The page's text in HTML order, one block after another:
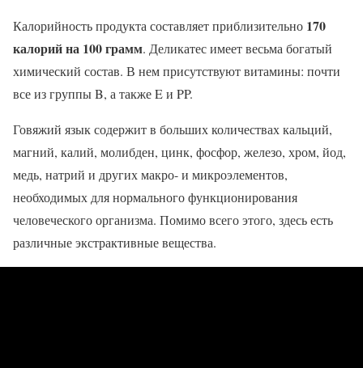
Калорийность продукта составляет приблизительно 170
калорий на 100 грамм. Деликатес имеет весьма богатый
химический состав. В нем присутствуют витамины: почти
все из группы B, а также E и PP.
Говяжий язык содержит в больших количествах кальций,
магний, калий, молибден, цинк, фосфор, железо, хром, йод,
медь, натрий и других макро- и микроэлементов,
необходимых для нормального функционирования
человеческого организма. Помимо всего этого, здесь есть
различные экстрактивные вещества.